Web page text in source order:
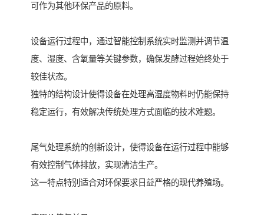
可作为其他环保产品的原料。
设备运行过程中，通过智能控制系统实时监测并调节温
度、湿度、含氧量等关键参数，确保发酵过程始终处于
较佳状态。
独特的结构设计使得设备在处理高湿度物料时仍能保持
稳定运行，有效解决传统处理方式面临的技术难题。
尾气处理系统的创新设计，使得设备在运行过程中能够
有效控制气体排放，实现清洁生产。
这一特点特别适合对环保要求日益严格的现代养殖场。